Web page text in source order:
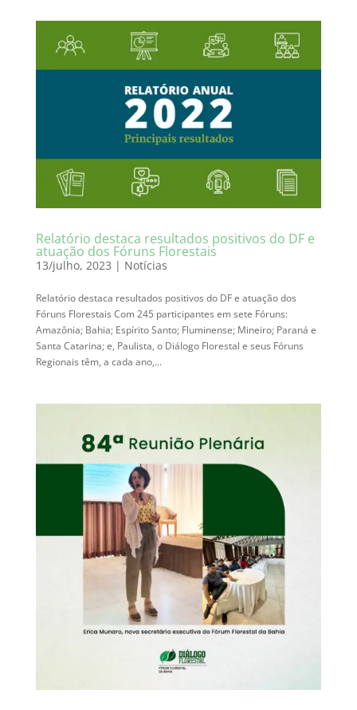
Relatório destaca resultados positivos do DF e
atuação dos Fóruns Florestais
13/julho, 2023 | Notícias
Relatório destaca resultados positivos do DF e atuação dos
Fóruns Florestais Com 245 participantes em sete Fóruns:
Amazônia; Bahia; Espírito Santo; Fluminense; Mineiro; Paraná e
Santa Catarina; e, Paulista, o Diálogo Florestal e seus Fóruns
Regionais têm, a cada ano,...